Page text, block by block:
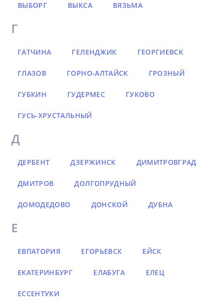
ВЫБОРГ ВЫКСА ВЯЗЬМА
Г
ГАТЧИНА ГЕЛЕНДЖИК ГЕОРГИЕВСК
ГЛАЗОВ ГОРНО-АЛТАЙСК ГРОЗНЫЙ
ГУБКИН ГУДЕРМЕС ГУКОВО
ГУСЬ-ХРУСТАЛЬНЫЙ
Д
ДЕРБЕНТ ДЗЕРЖИНСК ДИМИТРОВГРАД
ДМИТРОВ ДОЛГОПРУДНЫЙ
ДОМОДЕДОВО ДОНСКОЙ ДУБНА
Е
ЕВПАТОРИЯ ЕГОРЬЕВСК ЕЙСК
ЕКАТЕРИНБУРГ ЕЛАБУГА ЕЛЕЦ
ЕССЕНТУКИ